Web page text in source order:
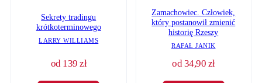
Sekrety tradingu
krótkoterminowego
LARRY WILLIAMS
od 139 zł
Zamachowiec. Człowiek,
który postanowił zmienić
historię Rzeszy
RAFAŁ JANIK
od34,90 zł